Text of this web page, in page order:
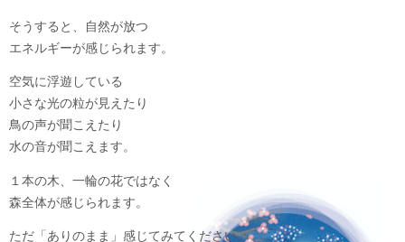
そうすると、自然が放つ
エネルギーが感じられます。
空気に浮遊している
小さな光の粒が見えたり
鳥の声が聞こえたり
水の音が聞こえます。
１本の木、一輪の花ではなく
森全体が感じられます。
ただ「ありのまま」感じてみてください。